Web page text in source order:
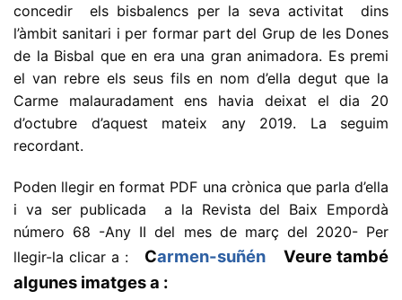
concedir els bisbalencs per la seva activitat dins
l’àmbit sanitari i per formar part del Grup de les Dones
de la Bisbal que en era una gran animadora. Es premi
el van rebre els seus fils en nom d’ella degut que la
Carme malauradament ens havia deixat el dia 20
d’octubre d’aquest mateix any 2019. La seguim
recordant.
Poden llegir en format PDF una crònica que parla d’ella
i va ser publicada a la Revista del Baix Empordà
número 68 -Any II del mes de març del 2020- Per
llegir-la clicar a :
Carmen-suñénVeure també
algunes imatges a :